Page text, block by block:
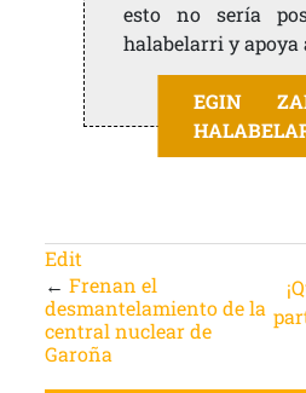
esto no sería
halabelarri y apoya
EGIN
Edit
← Frenan el
desmantelamiento de la
central nuclear de
Garoña